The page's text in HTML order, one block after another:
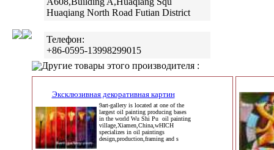
Huaqiang North Road Futian District
Телефон:
+86-0595-13998299015
Другие товары этого производителя :
Эксклюзивная декоративная картин
9art-gallery is located at one of the
largest oil painting producing bases
in the world Wu Shi Pu oil painting
village,Xiamen,China,wHICH
specializes in oil paintings
design,production,framing and s